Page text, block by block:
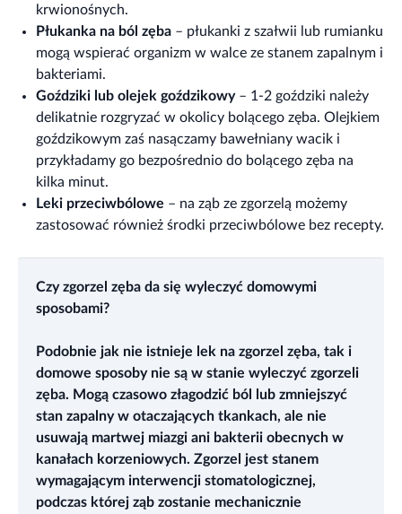
krwionośnych.
Płukanka na ból zęba – płukanki z szałwii lub rumianku
mogą wspierać organizm w walce ze stanem zapalnym i
bakteriami.
Goździki lub olejek goździkowy– 1-2 goździki należy
delikatnie rozgryzać w okolicy bolącego zęba. Olejkiem
goździkowym zaś nasączamy bawełniany wacik i
przykładamy go bezpośrednio do bolącego zęba na
kilka minut.
Leki przeciwbólowe – na ząb ze zgorzelą możemy
zastosować również środki przeciwbólowe bez recepty.
Czy zgorzel zęba da się wyleczyć domowymi
sposobami?
Podobnie jak nie istnieje lek na zgorzel zęba, tak i
domowe sposoby nie są w stanie wyleczyć zgorzeli
zęba. Mogą czasowo złagodzić ból lub zmniejszyć
stan zapalny w otaczających tkankach, ale nie
usuwają martwej miazgi ani bakterii obecnych w
kanałach korzeniowych. Zgorzel jest stanem
wymagającym interwencji stomatologicznej,
podczas której ząb zostanie mechanicznie